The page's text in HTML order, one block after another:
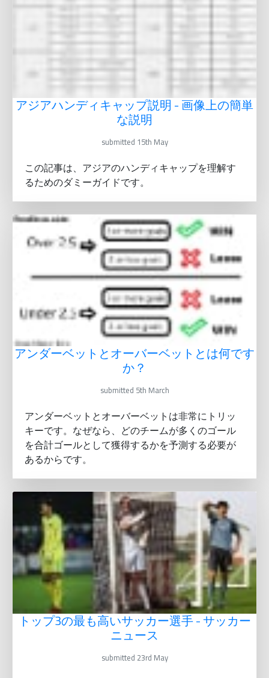
アジアハンディキャップ説明 - 画像上の簡単
な説明
submitted 15th May
この記事は、アジアのハンディキャップを理解す
るためのダミーガイドです。
アンダーベットとオーバーベットとは何です
か？
submitted 5th March
アンダーベットとオーバーベットは非常にトリッ
キーです。なぜなら、どのチームが多くのゴール
を合計ゴールとして獲得するかを予測する必要が
あるからです。
トップ3の最も高いサッカー選手 - サッカー
ニュース
submitted 23rd May